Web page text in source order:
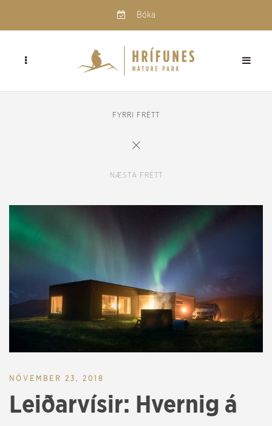
Bóka
FYRRI FRÉTT
NÆSTA FRÉTT
NÓVEMBER 23, 2018
Leiðarvísir: Hvernig á